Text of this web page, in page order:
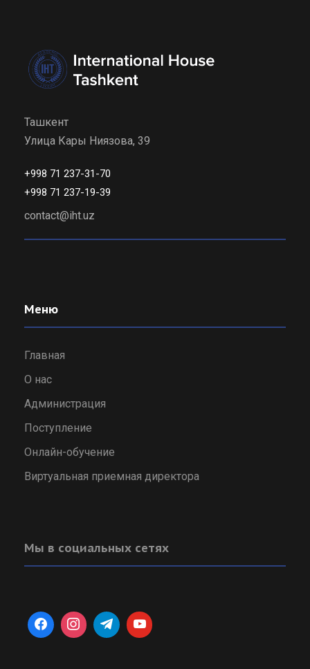
Ташкент
Улица Кары Ниязова, 39
+998 71 237-31-70
+998 71 237-19-39
contact@iht.uz
Меню
Главная
О нас
Администрация
Поступление
Онлайн-обучение
Виртуальная приемная директора
Мы в социальных сетях